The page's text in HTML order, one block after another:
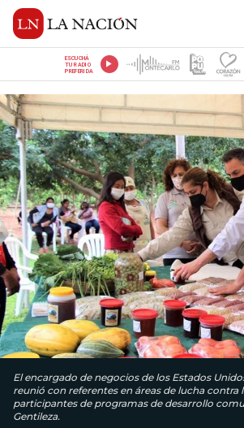
ESCUCHÁ
TU RADIO
PREFERIDA
El encargado de negocios de los Estados
reunió con referentes en áreas de lucha contra
participantes de programas de desarrollo
Gentileza.